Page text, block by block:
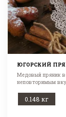
ЮГОРСКИЙ
Медовый пряник в
неповторимым
0.148 кг